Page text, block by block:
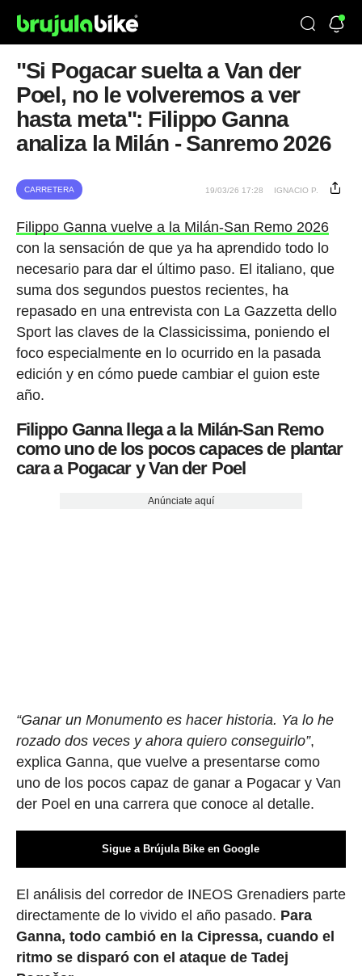
"Si Pogacar suelta a Van der
Poel, no le volveremos a ver
hasta meta": Filippo Ganna
analiza la Milán - Sanremo 2026
CARRETERA 19/03/26 17:28 IGNACIO P.
Filippo Ganna vuelve a la Milán-San Remo 2026
con la sensación de que ya ha aprendido todo lo
necesario para dar el último paso. El italiano, que
suma dos segundos puestos recientes, ha
repasado en una entrevista con La Gazzetta dello
Sport las claves de la Classicissima, poniendo el
foco especialmente en lo ocurrido en la pasada
edición y en cómo puede cambiar el guion este
año.
Filippo Ganna llega a la Milán-San Remo
como uno de los pocos capaces de plantar
cara a Pogacar y Van der Poel
Anúnciate aquí
“Ganar un Monumento es hacer historia. Ya lo he
rozado dos veces y ahora quiero conseguirlo”,
explica Ganna, que vuelve a presentarse como
uno de los pocos capaz de ganar a Pogacar y Van
der Poel en una carrera que conoce al detalle.
Sigue a Brújula Bike en Google
El análisis del corredor de INEOS Grenadiers parte
directamente de lo vivido el año pasado. Para
Ganna, todo cambió en la Cipressa, cuando el
ritmo se disparó con el ataque de Tadej